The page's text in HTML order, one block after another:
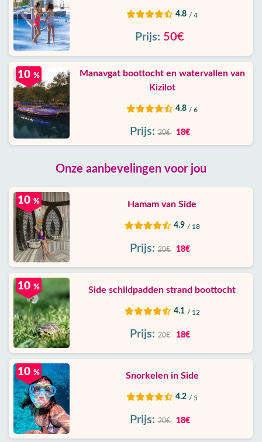
4.8 / 4
Prijs: 50€
Manavgat boottocht en watervallen van
Kizilot
4.8 / 6
10 %
Prijs: 20€ 18€
Onze aanbevelingen voor jou
Hamam van Side
4.9 / 18
10 %
Prijs: 20€ 18€
Side schildpadden strand boottocht
4.1 / 12
10 %
Prijs: 20€ 18€
Snorkelen in Side
4.2 / 5
10 %
Prijs: 20€ 18€